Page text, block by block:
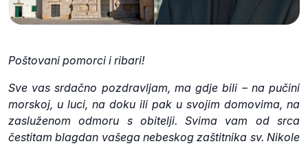
Poštovani pomorci i ribari!
Sve vas srdačno pozdravljam, ma gdje bili – na pučini
morskoj, u luci, na doku ili pak u svojim domovima, na
zasluženom odmoru s obitelji. Svima vam od srca
čestitam blagdan vašega nebeskog zaštitnika sv. Nikole